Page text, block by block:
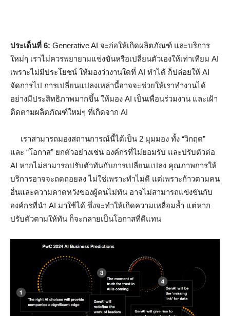
ประเด็นที่ 6: Generative AI จะก่อให้เกิดผลิตภัณฑ์ และบริการ
ใหม่ๆ เราไม่ควรพยายามแข่งขันหรือเปลี่ยนตัวเองให้เท่าเทียม AI
เพราะไม่มีประโยชน์ ให้มองว่างานใดที่ AI ทำได้ ก็ปล่อยให้ AI
จัดการไป การเปลี่ยนแปลงเหล่านี้อาจจะช่วยให้เราทำงานได้
อย่างมีประสิทธิภาพมากขึ้น ให้มอง AI เป็นเพื่อนร่วมงาน และเฝ้า
ติดตามผลิตภัณฑ์ใหม่ๆ ที่เกิดจาก AI
เราสามารถมองสถานการณ์นี้ได้เป็น 2 มุมมอง ทั้ง “วิกฤต”
และ “โอกาส” ยกตัวอย่างเช่น องค์กรที่ไม่ยอมรับ และปรับตัวต่อ
AI หากไม่สามารถปรับตัวทันกับการเปลี่ยนแปลง คุณภาพการให้
บริการอาจจะถดถอยลง ไม่ใช่เพราะทำไม่ดี แต่เพราะก้าวตามคน
อื่นและความคาดหวังของผู้คนไม่ทัน อาจไม่สามารถแข่งขันกับ
องค์กรที่นำ AI มาใช้ได้ ซึ่งจะทำให้เกิดความเหลื่อมล้ำ แต่หาก
ปรับตัวตามให้ทัน ก็จะกลายเป็นโอกาสที่ดีแทน